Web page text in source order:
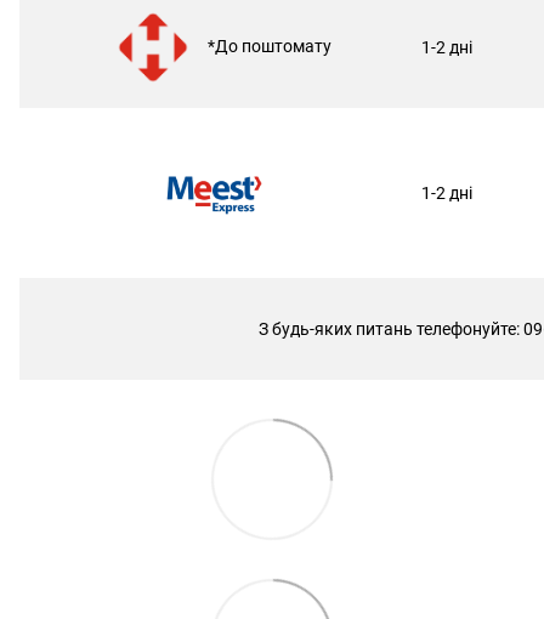
*До поштомату 1-2 дні
1-2 дні
З будь-яких питань телефонуйте: